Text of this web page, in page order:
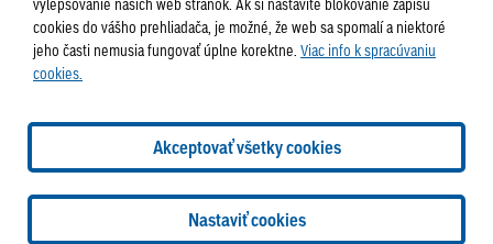
info@lamac.sk
Dispečing: dispecing@lamac.sk
Doručovanie
novín
Tlačené vydania
Sadzobník inzercie
2026 © Mestská časť Bratislava-Lamač
Tvorba web stránok a
AlejTech, spol. s r.o.
cookies do vášho prehliadača, je možné, že web sa spomalí a niektoré
jeho časti nemusia fungovať úplne korektne. Viac info k spracúvaniu
cookies.
Akceptovať všetky cookies
Nastaviť cookies